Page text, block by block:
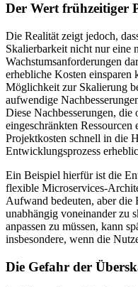
Der Wert frühzeitiger
Die Realität zeigt jedoch,
Skalierbarkeit nicht nur eine
Wachstumsanforderungen
erhebliche Kosten einsparen
Möglichkeit zur Skalierung
aufwendige
Diese Nachbesserungen,
eingeschränkten
Projektkosten schnell in die
Entwicklungsprozess
Ein Beispiel hierfür ist die
flexible Microservices-
Aufwand bedeuten, aber die
unabhängig voneinander zu
anpassen zu müssen, kann
insbesondere, wenn die
Die Gefahr der